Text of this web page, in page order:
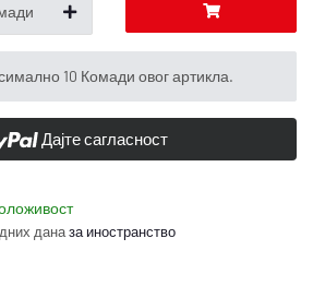
10 Комади овог артикла.
Дајте сагласност
даназа иностранство